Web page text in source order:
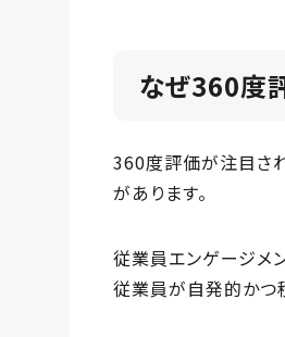
なぜ360度
360度評価が注目さ
があります。
従業員エンゲージメ
従業員が自発的かつ